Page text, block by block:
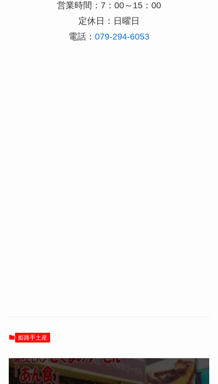
営業時間：7：00～15：00
定休日：日曜日
電話： 079-294-6053
姫路手土産